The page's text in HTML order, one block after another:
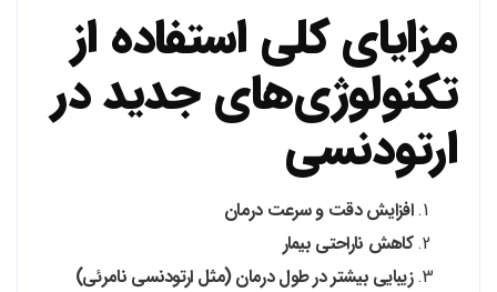
مزایای کلی استفاده از
تکنولوژی‌های جدید در
ارتودنسی
افزایش دقت و سرعت درمان
کاهش ناراحتی بیمار
زیبایی بیشتر در طول درمان (مثل ارتودنسی نامرئی)